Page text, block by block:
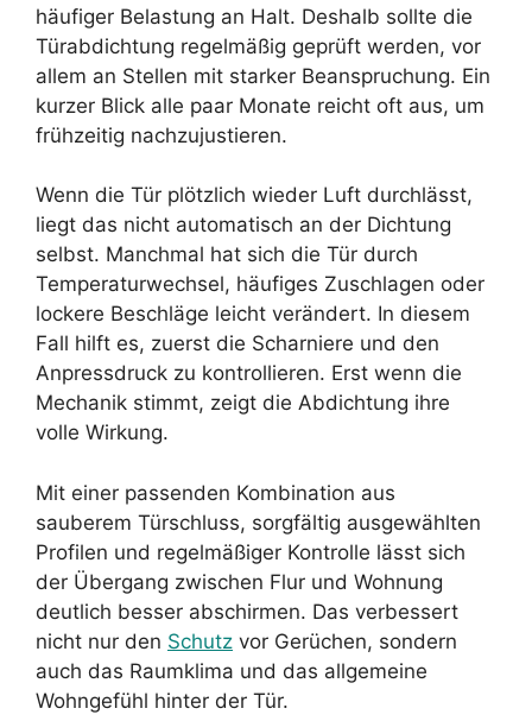
häufiger Belastung an Halt. Deshalb sollte die
Türabdichtung regelmäßig geprüft werden, vor
allem an Stellen mit starker Beanspruchung. Ein
kurzer Blick alle paar Monate reicht oft aus, um
frühzeitig nachzujustieren.
Wenn die Tür plötzlich wieder Luft durchlässt,
liegt das nicht automatisch an der Dichtung
selbst. Manchmal hat sich die Tür durch
Temperaturwechsel, häufiges Zuschlagen oder
lockere Beschläge leicht verändert. In diesem
Fall hilft es, zuerst die Scharniere und den
Anpressdruck zu kontrollieren. Erst wenn die
Mechanik stimmt, zeigt die Abdichtung ihre
volle Wirkung.
Mit einer passenden Kombination aus
sauberem Türschluss, sorgfältig ausgewählten
Profilen und regelmäßiger Kontrolle lässt sich
der Übergang zwischen Flur und Wohnung
deutlich besser abschirmen. Das verbessert
nicht nur den Schutz vor Gerüchen, sondern
auch das Raumklima und das allgemeine
Wohngefühl hinter der Tür.